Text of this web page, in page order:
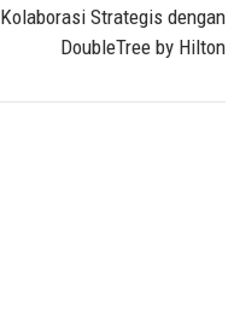
Kolaborasi Strategis dengan
DoubleTree by Hilton